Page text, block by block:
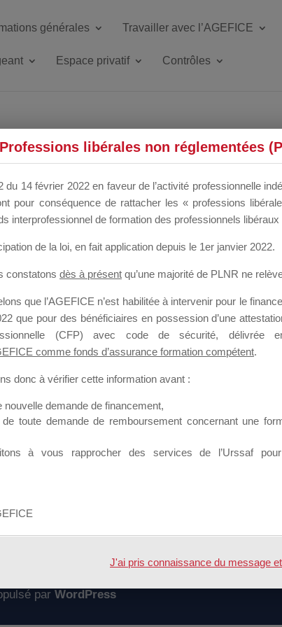
générales Travailler avec l’AGEFICE
Espace privatif Contrôles
DU
il y a un mois
de Formation qui souhaitent répondre à l’Appel à
sur lequel il est possible de laisser un message ou
pour pouvoir rejoindre ce groupe
CFP – 2
par WordPress
libérales non réglementées
du 14 février 2022 en faveur de l’activité professionnelle
pour conséquence de rattacher les « professions
interprofessionnel de formation des professionnels libéraux
de la loi, en fait application depuis le 1er janvier 2022.
constatons dès à présent qu’une majorité de PLNR ne
que l’AGEFICE n’est habilitée à intervenir pour le
que pour des bénéficiaires en possession d’une
(CFP) avec code de sécurité, délivrée
comme fonds d’assurance formation compétent.
donc à vérifier cette information avant :
nouvelle demande de financement,
toute demande de remboursement concernant une
à vous rapprocher des services de l’Urssaf
J'ai pris connaissance du message